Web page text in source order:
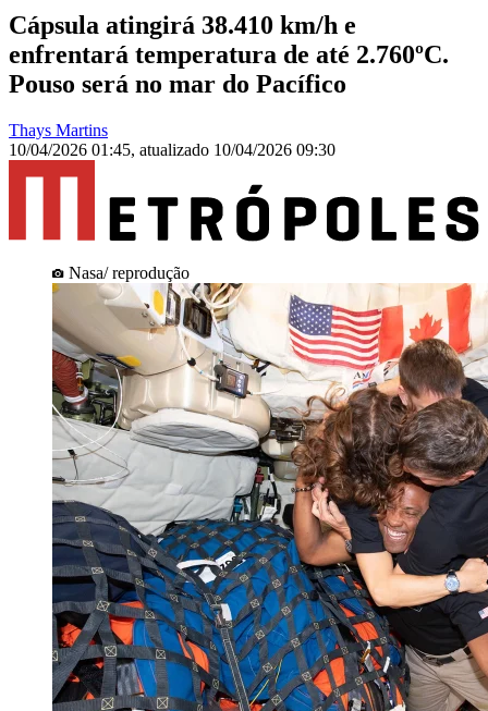
Cápsula atingirá 38.410 km/h e
enfrentará temperatura de até 2.760ºC.
Pouso será no mar do Pacífico
Thays Martins
10/04/2026 01:45, atualizado 10/04/2026 09:30
Nasa/ reprodução